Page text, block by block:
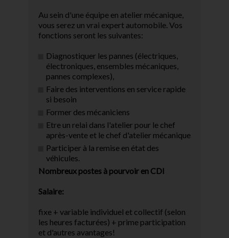
Au sein d'une équipe en atelier mécanique,
vous serez un vrai expert automobile. Vos
fonctions seront les suivantes:
Diagnostiquer les pannes (électriques,
électroniques, ensembles mécaniques,
pannes complexes),
Faire des interventions en service rapide
si besoin
Former des mécaniciens
Etre un relai dans l'atelier pour le chef
après-vente et le chef d'atelier mécanique
Participer à la remise en état des
véhicules.
Nombreux postes à pourvoir en CDI
Salaire:
fixe + variable individuel et collectif (selon
les heures facturées) + prime participation
et d'autres avantages!